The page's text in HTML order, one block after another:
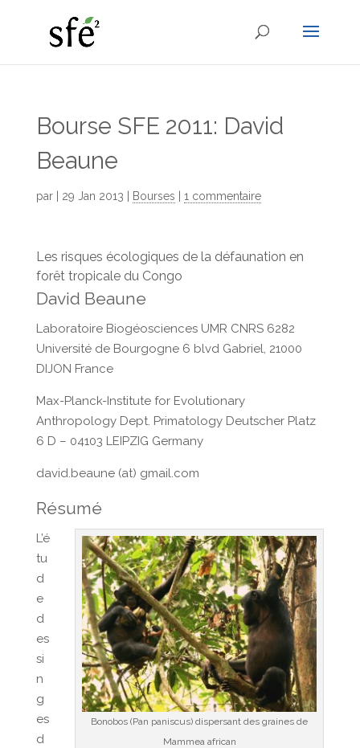
Bourse SFE 2011: David
Beaune
par 29 Jan 2013 Bourses 1 commentaire
Les risques écologiques de la défaunation en
forêt tropicale du Congo
David Beaune
Laboratoire Biogéosciences UMR CNRS 6282
Université de Bourgogne 6 blvd Gabriel, 21000
DIJON France
Max-Planck-Institute for Evolutionary
Anthropology Dept. Primatology Deutscher Platz
6 D – 04103 LEIPZIG Germany
david.beaune (at) gmail.com
Résumé
Bonobos (Pan paniscus) dispersant des graines de
Mammea african
L’é
tu
d
e
d
es
si
n
g
es
d